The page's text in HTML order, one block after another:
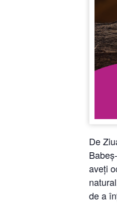
De
aveți
de a